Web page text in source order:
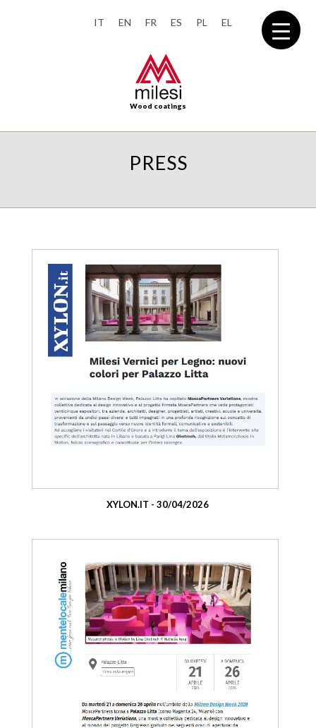
IT EN FR ES PL EL
Wood coatings
PRESS
XYLON.IT - 30/04/2026